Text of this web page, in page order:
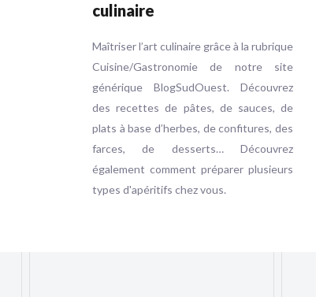
culinaire
Maîtriser l’art culinaire grâce à la rubrique
Cuisine/Gastronomie de notre site
générique BlogSudOuest. Découvrez
des recettes de pâtes, de sauces, de
plats à base d’herbes, de confitures, des
farces, de desserts… Découvrez
également comment préparer plusieurs
types d'apéritifs chez vous.